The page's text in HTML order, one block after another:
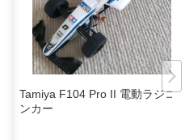
Tamiya F104 Pro II 電動ラジコ
ンカー